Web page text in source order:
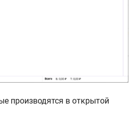
производятся в открытой